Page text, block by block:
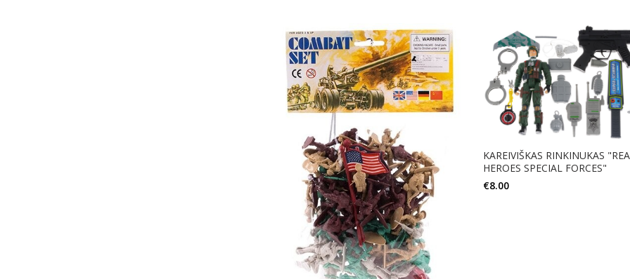
KAREIVIŠKAS RINKINUKAS
HEROES SPECIAL FORCES"
€8.00